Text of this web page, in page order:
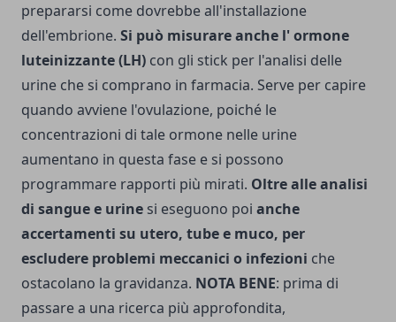
prepararsi come dovrebbe all'installazione
dell'embrione. Si può misurare anche l' ormone
luteinizzante (LH) con gli stick per l'analisi delle
urine che si comprano in farmacia. Serve per capire
quando avviene l'ovulazione, poiché le
concentrazioni di tale ormone nelle urine
aumentano in questa fase e si possono
programmare rapporti più mirati. Oltre alle analisi
di sangue e urine si eseguono poi anche
accertamenti su utero, tube e muco, per
escludere problemi meccanici o infezioni che
ostacolano la gravidanza. NOTA BENE: prima di
passare a una ricerca più approfondita,